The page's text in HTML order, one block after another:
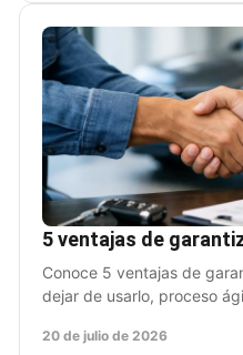
5 ventajas de
Conoce 5 ventajas de
dejar de usarlo, proceso
20 de julio de 2026